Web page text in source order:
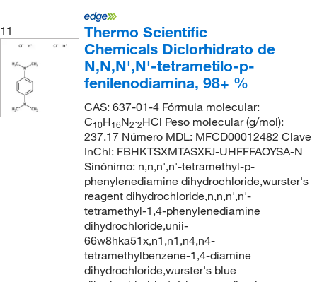
11
Thermo Scientific
Chemicals Diclorhidrato de
N,N,N',N'-tetrametilo-p-
fenilenodiamina, 98+ %
CAS: 637-01-4 Fórmula molecular:
C10H16N2·2HCl Peso molecular (g/mol):
237.17 Número MDL: MFCD00012482 Clave
InChI: FBHKTSXMTASXFJ-UHFFFAOYSA-N
Sinónimo: n,n,n',n'-tetramethyl-p-
phenylenediamine dihydrochloride,wurster's
reagent dihydrochloride,n,n,n',n'-
tetramethyl-1,4-phenylenediamine
dihydrochloride,unii-
66w8hka51x,n1,n1,n4,n4-
tetramethylbenzene-1,4-diamine
dihydrochloride,wurster's blue